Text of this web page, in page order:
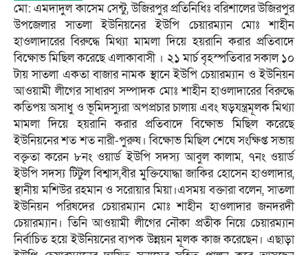
মো: এমদাদুল কাসেম সেন্টু, উজিরপুর প্রতিনিধিঃ বরিশালের উজিরপুর
উপজেলার সাতলা ইউনিয়নের ইউপি চেয়ারম্যান মোঃ শাহীন
হাওলাদারের বিরুদ্ধে মিথ্যা মামলা দিয়ে হয়রানি করার প্রতিবাদে
বিক্ষোভ মিছিল করেছে এলাকাবাসী । ২১ মার্চ বৃহস্পতিবার সকাল ১০
টায় সাতলা একতা বাজার নামক স্থানে ইউপি চেয়ারম্যান ও ইউনিয়ন
আওয়ামী লীগের সাধারণ সম্পাদক মোঃ শাহীন হাওলাদারের বিরুদ্ধে
কতিপয় অসাধু ও ভূমিদস্যুরা অপপ্রচার চালায় এবং ষড়যন্ত্রমূলক মিথ্যা
মামলা দিয়ে হয়রানি করার প্রতিবাদে বিক্ষোভ মিছিল করেছে
ইউনিয়নের শত শত নারী-পুরুষ। বিক্ষোভ মিছিল শেষে সংক্ষিপ্ত সভায়
বক্তৃতা করেন ৮নং ওয়ার্ড ইউপি সদস্য আবুল কালাম, ৭নং ওয়ার্ড
ইউপি সদস্য টিটুল বিশ্বাস,বীর মুক্তিযোদ্ধা জাকির হোসেন হাওলাদার,
স্থানীয় মশিউর রহমান ও সরোয়ার মিয়া।এসময় বক্তারা বলেন, সাতলা
ইউনিয়ন পরিষদের চেয়ারম্যান মোঃ শাহীন হাওলাদার জনদরদী
চেয়ারম্যান। তিনি আওয়ামী লীগের নৌকা প্রতীক নিয়ে চেয়ারম্যান
নির্বাচিত হয়ে ইউনিয়নের ব্যপক উন্নয়ন মূলক কাজ করেছেন। এছাড়া